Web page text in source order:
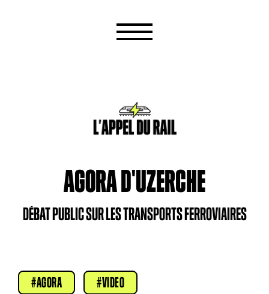
AGORA D'UZERCHE
DÉBAT PUBLIC SUR LES TRANSPORTS FERROVIAIRES
AGORA VIDEO